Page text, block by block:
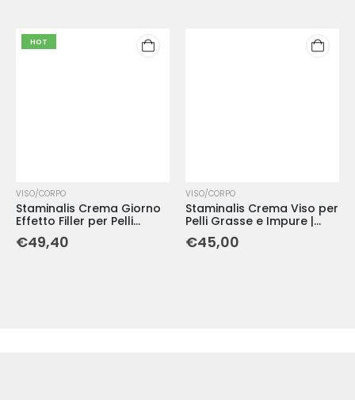
HOT
VISO/CORPO
Staminalis Crema Giorno
Effetto Filler per Pelli
Mature | Anti-Age e
Rigenerante - 50 ml
€49,40
VISO/CORPO
Staminalis Crema Viso per
Pelli Grasse e Impure |
Anti-Lucido e Purificante -
50 ml
€45,00